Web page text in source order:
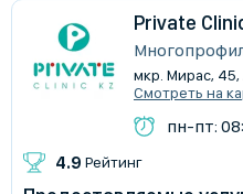
Private
мкр. Мирас,
Смотреть на
пн-пт:
4.9 Рейтинг